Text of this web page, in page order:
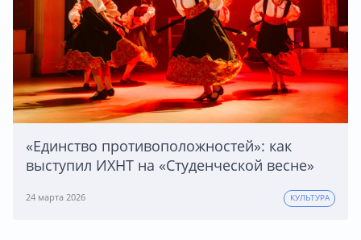
«Единство противоположностей»: как
выступил ИХНТ на «Студенческой весне»
24 марта 2026 КУЛЬТУРА